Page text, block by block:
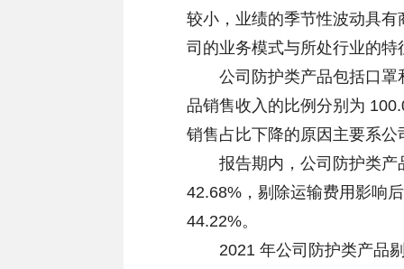
较小，业绩的季节性波动具
司的业务模式与所处行业的
公司防护类产品包括口罩
品销售收入的比例分别为
销售占比下降的原因主要系
报告期内，公司防护类产
42.68%，剔除运输费用影响
44.22%。
2021 年公司防护类产品剔